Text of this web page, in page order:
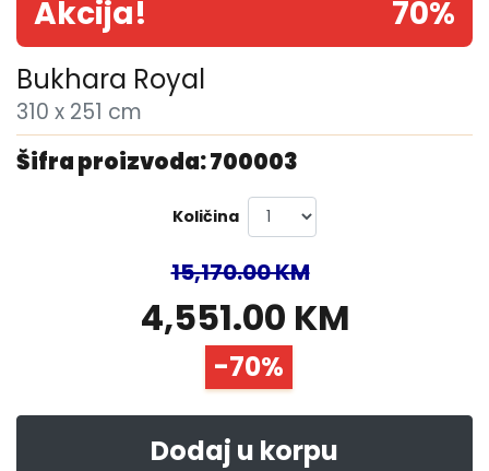
Akcija! 70%
Bukhara Royal
310 x 251 cm
Šifra proizvoda: 700003
Količina
15,170.00 KM
4,551.00 KM
-70%
Dodaj u korpu